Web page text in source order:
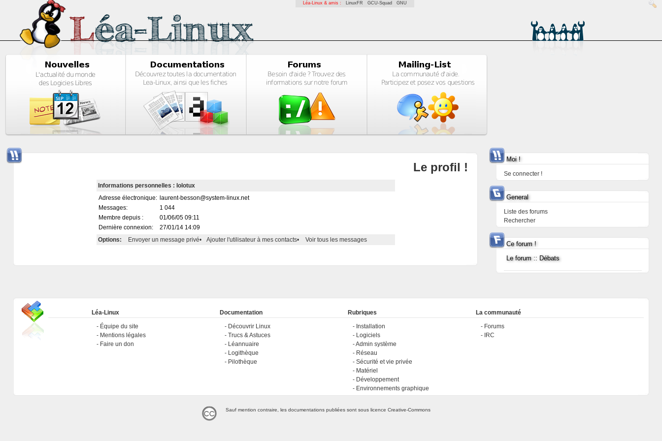
Léa-Linux & amis : LinuxFR GCU-Squad GNU
Le profil !
Informations personnelles : lolotux
Adresse électronique: laurent-besson@system-linux.net
Messages:
1 044
Membre depuis :
01/06/05 09:11
Dernière connexion:
27/01/14 14:09
Options:
Envoyer un message privé• Ajouter l'utilisateur à mes contacts• Voir tous les messages
Moi !
Se connecter !
General
Liste des forums
Rechercher
Ce forum !
Le forum :: Débats
Léa-Linux
Équipe du site
Mentions légales
Faire un don
Documentation
Découvrir Linux
Trucs & Astuces
Léannuaire
Logithèque
Pilothèque
Rubriques
Installation
Logiciels
Admin système
Réseau
Sécurité et vie privée
Matériel
Développement
Environnements graphique
La communauté
Forums
IRC
Sauf mention contraire, les documentations publiées sont sous licenceCreative-Commons